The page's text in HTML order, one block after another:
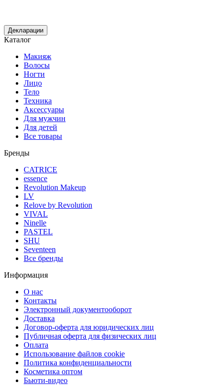
Декларации
Каталог
Макияж
Волосы
Ногти
Лицо
Тело
Техника
Аксессуары
Для мужчин
Для детей
Все товары
Бренды
CATRICE
essence
Revolution Makeup
LV
Relove by Revolution
VIVAL
Ninelle
PASTEL
SHU
Seventeen
Все бренды
Информация
О нас
Контакты
Электронный документооборот
Доставка
Договор-оферта для юридических лиц
Публичная оферта для физических лиц
Оплата
Использование файлов cookie
Политика конфиденциальности
Косметика оптом
Бьюти-видео